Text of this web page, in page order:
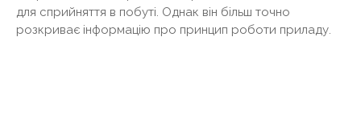
для сприйняття в побуті. Однак він більш точно
розкриває інформацію про принцип роботи приладу.